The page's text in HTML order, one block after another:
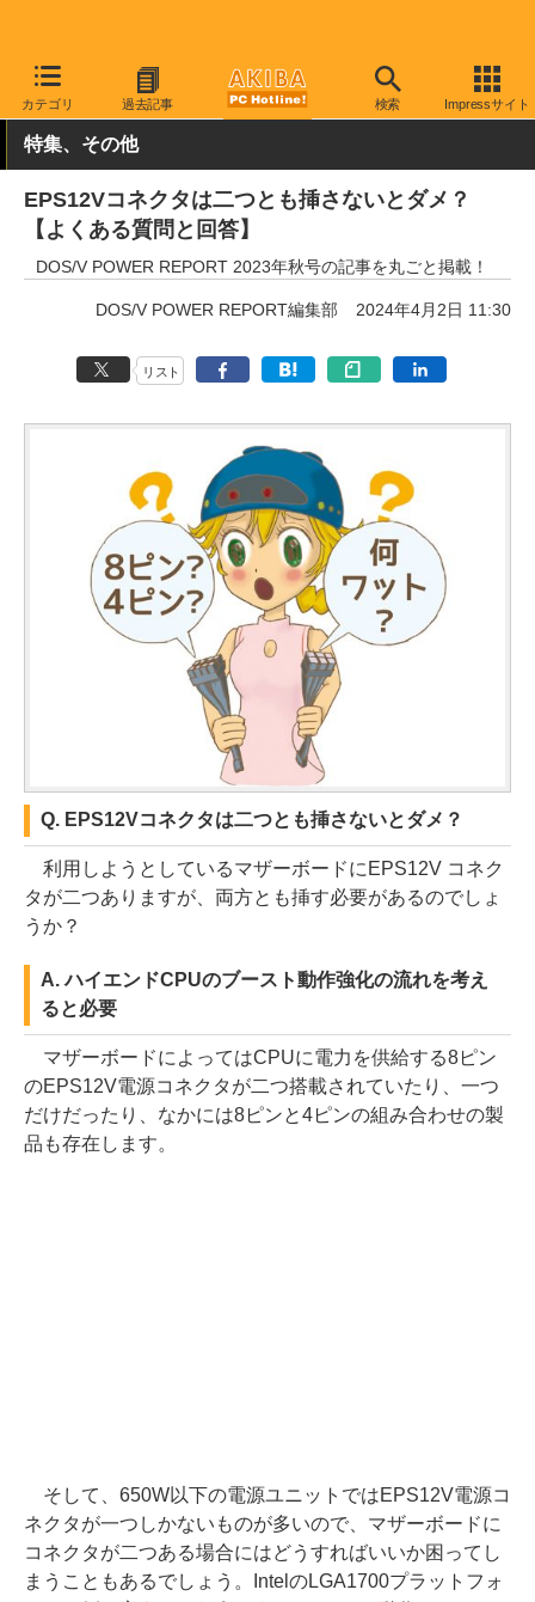
カテゴリ 過去記事 検索 Impressサイト
AKIBA PC Hotline! PCパーツ マザーボード
特集、その他
EPS12Vコネクタは二つとも挿さないとダメ？
【よくある質問と回答】
DOS/V POWER REPORT 2023年秋号の記事を丸ごと掲載！
DOS/V POWER REPORT編集部 2024年4月2日 11:30
リスト
Q. EPS12Vコネクタは二つとも挿さないとダメ？
利用しようとしているマザーボードにEPS12V コネク
タが二つありますが、両方とも挿す必要があるのでしょ
うか？
A. ハイエンドCPUのブースト動作強化の流れを考え
ると必要
マザーボードによってはCPUに電力を供給する8ピン
のEPS12V電源コネクタが二つ搭載されていたり、一つ
だけだったり、なかには8ピンと4ピンの組み合わせの製
品も存在します。
そして、650W以下の電源ユニットではEPS12V電源コ
ネクタが一つしかないものが多いので、マザーボードに
コネクタが二つある場合にはどうすればいいか困ってし
まうこともあるでしょう。IntelのLGA1700プラットフォ